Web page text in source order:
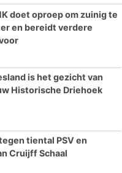
doet oproep om zuinig te
en bereidt verdere
is het gezicht van
Historische Driehoek
tiental PSV en
Cruijff Schaal